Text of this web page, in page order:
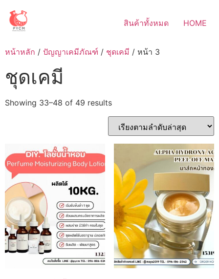
content
สินค้าทั้งหมด HOME
หน้าหลัก / ปัญญาเคมีภัณฑ์ / ชุดเคมี / หน้า 3
ชุดเคมี
Showing 33–48 of 49 resultsSorted
by
latest